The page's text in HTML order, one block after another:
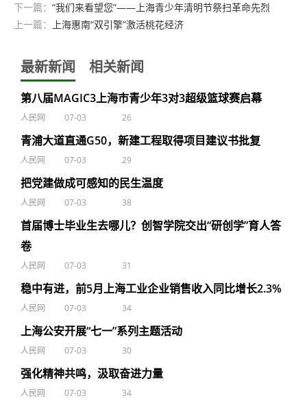
下一篇： “我们来看望您”——上海青少年清明节祭扫革命先烈
上一篇：
上海惠南“双引擎”激活桃花经济
最新新闻 相关新闻
第八届MAGIC3上海市青少年3对3超级篮球赛启幕
人民网 07-03 26
青浦大道直通G50，新建工程取得项目建议书批复
人民网 07-03 29
把党建做成可感知的民生温度
人民网 07-03 38
首届博士毕业生去哪儿？创智学院交出“研创学”育人答
卷
人民网 07-03 31
稳中有进，前5月上海工业企业销售收入同比增长2.3%
人民网 07-03 34
上海公安开展“七一”系列主题活动
人民网 07-03 30
强化精神共鸣，汲取奋进力量
人民网 07-03 34